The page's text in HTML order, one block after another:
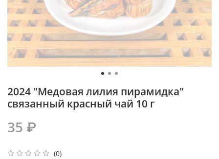
2024 "Медовая лилия пирамидка"
связанный красный чай 10 г
(0)
35 ₽